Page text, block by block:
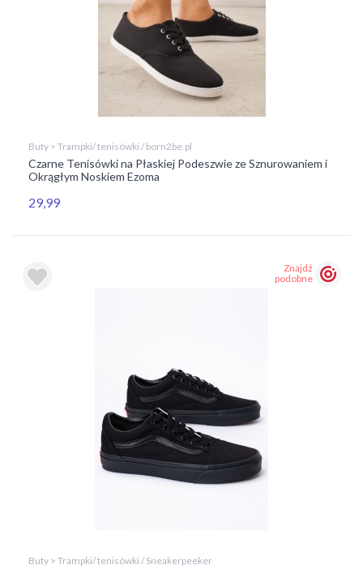
Buty > Trampki/ tenisówki / born2be.pl
Czarne Tenisówki na Płaskiej Podeszwie ze Sznurowaniem i
Okrągłym Noskiem Ezoma
29,99
Znajdź
podobne
Buty > Trampki/ tenisówki / Sneakerpeeker